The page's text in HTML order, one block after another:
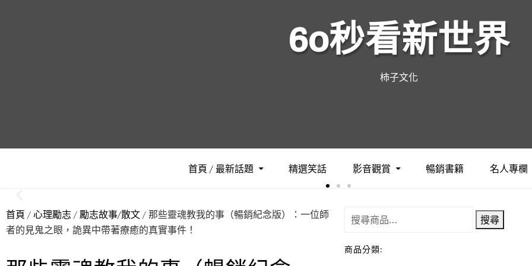
60秒看新世界
柿子文化
首頁 / 最新話題 精選笑話 影音觀賞 暢銷書籍 名人專欄
首頁 /心理勵志/勵志故事/散文/ 那些靈魂教我的事（暢銷紀念版）：一位師
者的見鬼之眼，詭異中帶著療癒的真實事件！
搜尋
商品分類: